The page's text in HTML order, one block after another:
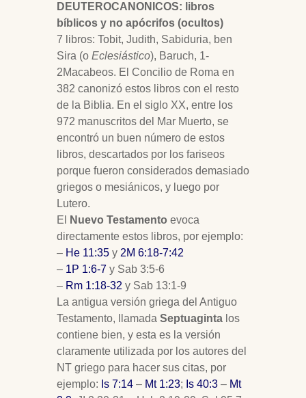
DEUTEROCANONICOS: libros
bíblicos y no apócrifos (ocultos)
7 libros: Tobit, Judith, Sabiduria, ben
Sira (o Eclesiástico), Baruch, 1-
2Macabeos. El Concilio de Roma en
382 canonizó estos libros con el resto
de la Biblia. En el siglo XX, entre los
972 manuscritos del Mar Muerto, se
encontró un buen número de estos
libros, descartados por los fariseos
porque fueron considerados demasiado
griegos o mesiánicos, y luego por
Lutero.
El
Nuevo Testamento evoca
directamente estos libros, por ejemplo:
– He 11:35 y 2M 6:18-7:42
– 1P 1:6-7 y Sab 3:5-6
– Rm 1:18-32 y Sab 13:1-9
La antigua versión griega del Antiguo
Testamento, llamada Septuaginta los
contiene bien, y esta es la versión
claramente utilizada por los autores del
NT griego para hacer sus citas, por
ejemplo: Is 7:14 – Mt 1:23; Is 40:3 – Mt